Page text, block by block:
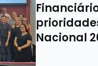
Nacional